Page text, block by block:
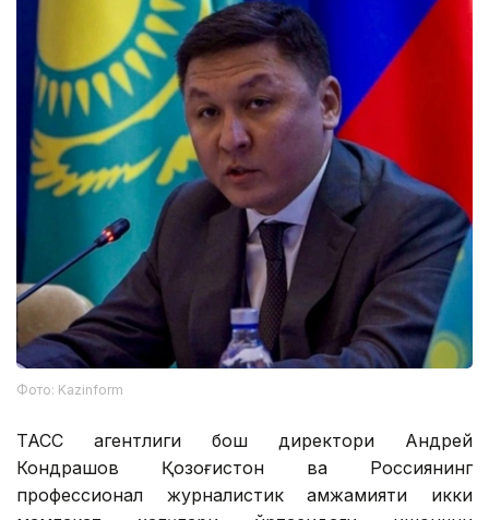
ТАСС агентлиги бош директори Андрей
Кондрашов Қозоғистон ва Россиянинг